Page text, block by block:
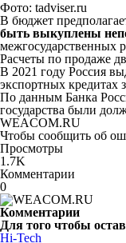
Фото: tadviser.ru
В бюджет
быть выкуплены
межгосударственных
Расчеты по продаже
В 2021 году Россия
экспортных кредитах
По данным Банка
государства были
WEACOM.RU
Чтобы сообщить об
Просмотры
1.7K
Комментарии
0
Комментарии
Для того чтобы
Hi-Tech